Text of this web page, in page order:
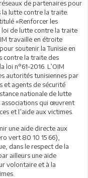
de partenaires pour
la lutte contre la traite.
«Renforcer les
de lutte contre la traite
travaille en étroite
soutenir la Tunisie en
contre la traite des
n°61-2016. L’OIM
autorités tunisiennes par
et agents de sécurité
nationale de lutte
associations qui œuvrent
et l’aide aux victimes.
une aide directe aux
vert 80 10 15 66),
dans le respect de la
ailleurs une aide
volontaire et à la